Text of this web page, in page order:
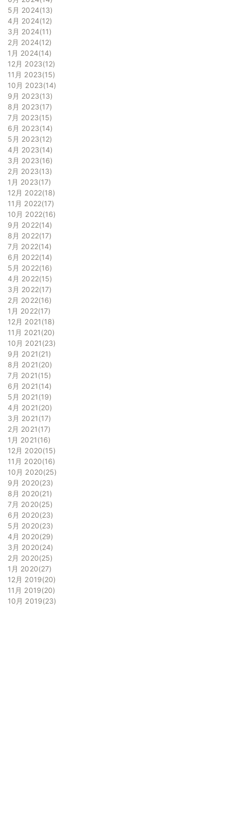
5月 2024 13
4月 2024 12
3月 2024 11
2月 2024 12
1月 2024 14
12月 2023 12
11月 2023 15
10月 2023 14
9月 2023 13
8月 2023 17
7月 2023 15
6月 2023 14
5月 2023 12
4月 2023 14
3月 2023 16
2月 2023 13
1月 2023 17
12月 2022 18
11月 2022 17
10月 2022 16
9月 2022 14
8月 2022 17
7月 2022 14
6月 2022 14
5月 2022 16
4月 2022 15
3月 2022 17
2月 2022 16
1月 2022 17
12月 2021 18
11月 2021 20
10月 2021 23
9月 2021 21
8月 2021 20
7月 2021 15
6月 2021 14
5月 2021 19
4月 2021 20
3月 2021 17
2月 2021 17
1月 2021 16
12月 2020 15
11月 2020 16
10月 2020 25
9月 2020 23
8月 2020 21
7月 2020 25
6月 2020 23
5月 2020 23
4月 2020 29
3月 2020 24
2月 2020 25
1月 2020 27
12月 2019 20
11月 2019 20
10月 2019 23